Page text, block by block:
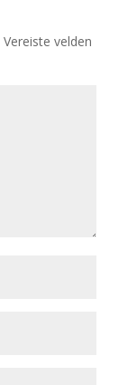
Vereiste velden